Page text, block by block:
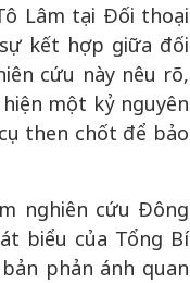
Lâm tại Đối thoại
kết hợp giữa đối
cứu này nêu rõ,
một kỷ nguyên
then chốt để bảo
nghiên cứu Đông
biểu của Tổng Bí
phản ánh quan